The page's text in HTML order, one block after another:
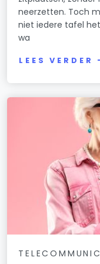
neerzetten. Toch
niet iedere tafel
wa
LEES VERDER